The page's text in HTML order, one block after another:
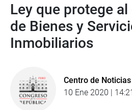
Ley que protege
de Bienes y
Inmobiliarios
Centro de
10 Ene 2020 |